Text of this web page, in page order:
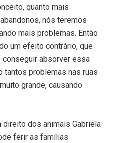
quanto mais
nós teremos
mais problemas. Então
um efeito contrário, que
absorver essa
tantos problemas nas ruas
grande, causando
dos animais Gabriela
ferir as famílias